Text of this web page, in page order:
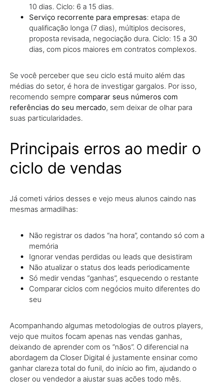
10 dias. Ciclo: 6 a 15 dias.
Serviço recorrente para empresas: etapa de
qualificação longa (7 dias), múltiplos decisores,
proposta revisada, negociação dura. Ciclo: 15 a 30
dias, com picos maiores em contratos complexos.
Se você perceber que seu ciclo está muito além das
médias do setor, é hora de investigar gargalos. Por isso,
recomendo sempre comparar seus números com
referências do seu mercado, sem deixar de olhar para
suas particularidades.
Principais erros ao medir o
ciclo de vendas
Já cometi vários desses e vejo meus alunos caindo nas
mesmas armadilhas:
Não registrar os dados “na hora”, contando só com a
memória
Ignorar vendas perdidas ou leads que desistiram
Não atualizar o status dos leads periodicamente
Só medir vendas “ganhas”, esquecendo o restante
Comparar ciclos com negócios muito diferentes do
seu
Acompanhando algumas metodologias de outros players,
vejo que muitos focam apenas nas vendas ganhas,
deixando de aprender com os “nãos”. O diferencial na
abordagem da Closer Digital é justamente ensinar como
ganhar clareza total do funil, do início ao fim, ajudando o
closer ou vendedor a ajustar suas ações todo mês.